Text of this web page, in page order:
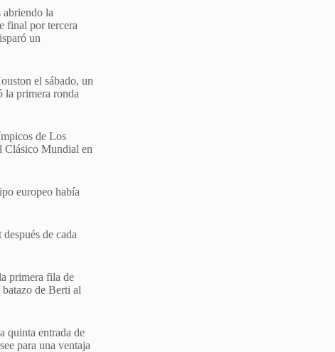
abriendo la
final por tercera
un
el sábado, un
la primera ronda
de Los
Clásico Mundial en
europeo había
de cada
primera fila de
de Berti al
quinta entrada de
para una ventaja